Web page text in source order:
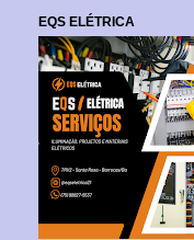
EQS ELÉTRICA